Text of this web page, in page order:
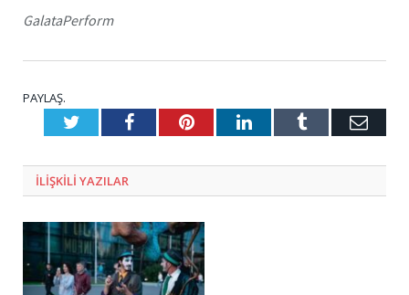
GalataPerform
PAYLAŞ.
TwitterFacebookPinterestLinkedInTumblr E-
ILIŞKILI YAZILAR